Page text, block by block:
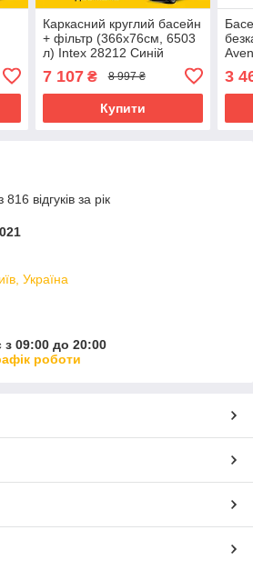
Каркасний круглий басейн
+ фільтр (366х76см, 6503
л) Intex 28212 Синій
7 107₴ 8 997 ₴
Купити
3
відгуків за рік
Україна
09:00 до 20:00
роботи